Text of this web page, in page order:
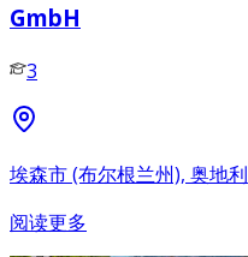
GmbH
3
埃森市 (布尔根兰州), 奥地利
阅读更多